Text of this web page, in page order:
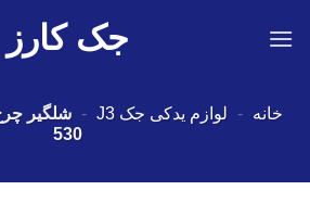
جک کارز
خانه - لوازم یدکی جک J3 - شلگیر
530